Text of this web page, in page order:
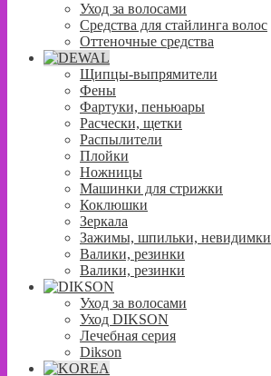
Уход за волосами
Средства для стайлинга волос
Оттеночные средства
Щипцы-выпрямители
Фены
Фартуки, пеньюары
Расчески, щетки
Распылители
Плойки
Ножницы
Машинки для стрижки
Коклюшки
Зеркала
Зажимы, шпильки, невидимки
Валики, резинки
Валики, резинки
Уход за волосами
Уход DIKSON
Лечебная серия
Dikson